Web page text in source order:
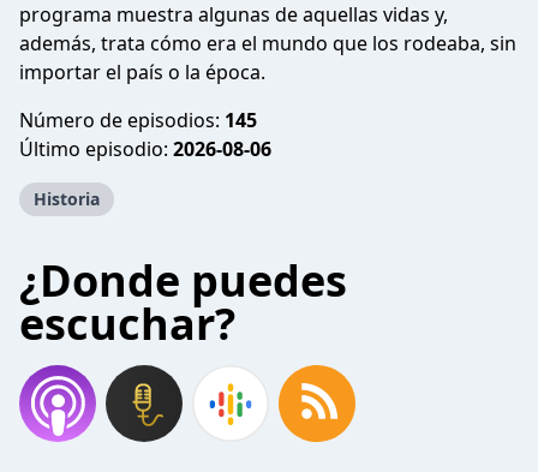
programa muestra algunas de aquellas vidas y,
además, trata cómo era el mundo que los rodeaba, sin
importar el país o la época.
Número de episodios: 145
Último episodio: 2026-08-06
Historia
¿Donde puedes
escuchar?